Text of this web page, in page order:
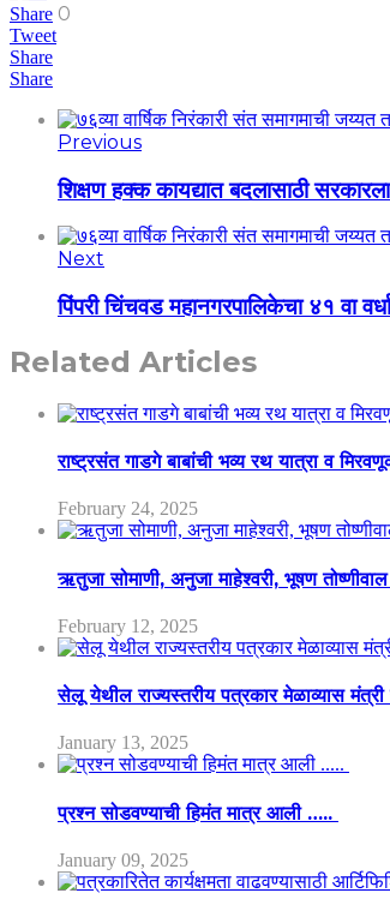
Share 0
Tweet
Share
Share
Previous
शिक्षण हक्क कायद्यात बदलासाठी
Next
पिंपरी चिंचवड महानगरपालिकेचा ४१ वा
Related Articles
राष्ट्रसंत गाडगे बाबांची भव्य रथ यात्रा व
February 24, 2025
ऋतुजा सोमाणी, अनुजा माहेश्वरी, भूषण
February 12, 2025
सेलू येथील राज्यस्तरीय पत्रकार मेळाव्यास
January 13, 2025
प्रश्न सोडवण्याची हिमंत मात्र आली …..
January 09, 2025